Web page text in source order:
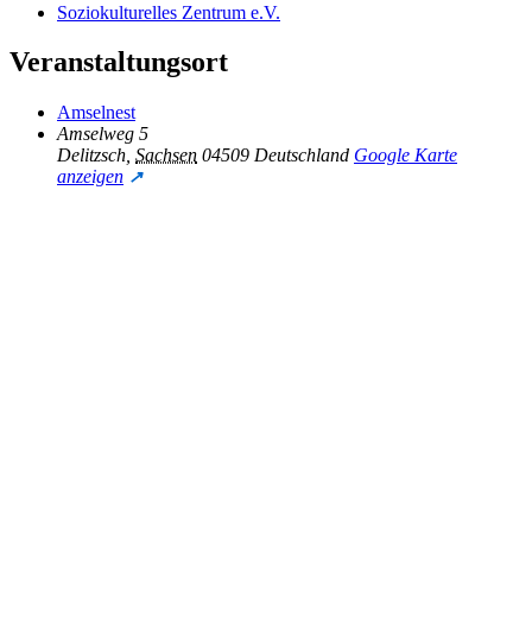
Soziokulturelles Zentrum e.V.
Veranstaltungsort
Amselnest
Amselweg 5
Delitzsch Sachsen 04509 Deutschland Google Karte
anzeigen